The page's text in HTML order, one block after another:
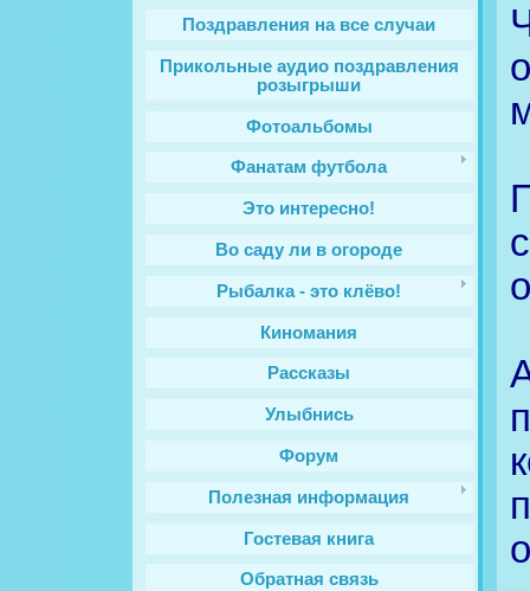
Поздравления на все случаи
Прикольные аудио поздравления
розыгрыши
Фотоальбомы
Фанатам футбола
Это интересно!
Во саду ли в огороде
Рыбалка - это клёво!
Киномания
Рассказы
Улыбнись
Форум
Полезная информация
Гостевая книга
Обратная связь